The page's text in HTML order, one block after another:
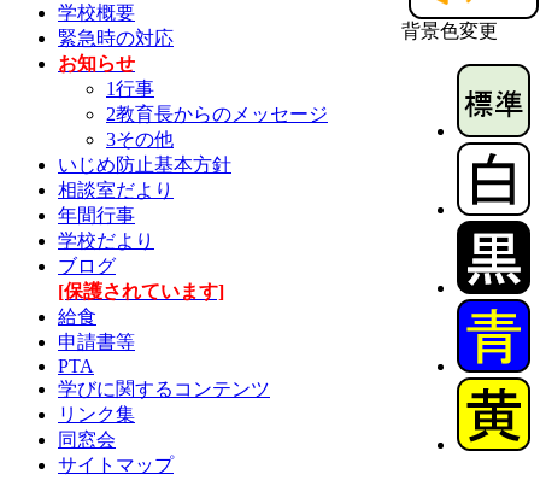
背景色変更
学校概要
緊急時の対応
お知らせ
1行事
2教育長からのメッセージ
3その他
いじめ防止基本方針
相談室だより
年間行事
学校だより
ブログ
[保護されています]
給食
申請書等
PTA
学びに関するコンテンツ
リンク集
同窓会
サイトマップ